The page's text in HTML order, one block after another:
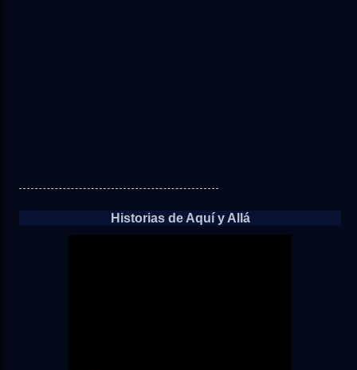
Historias de Aquí y Allá